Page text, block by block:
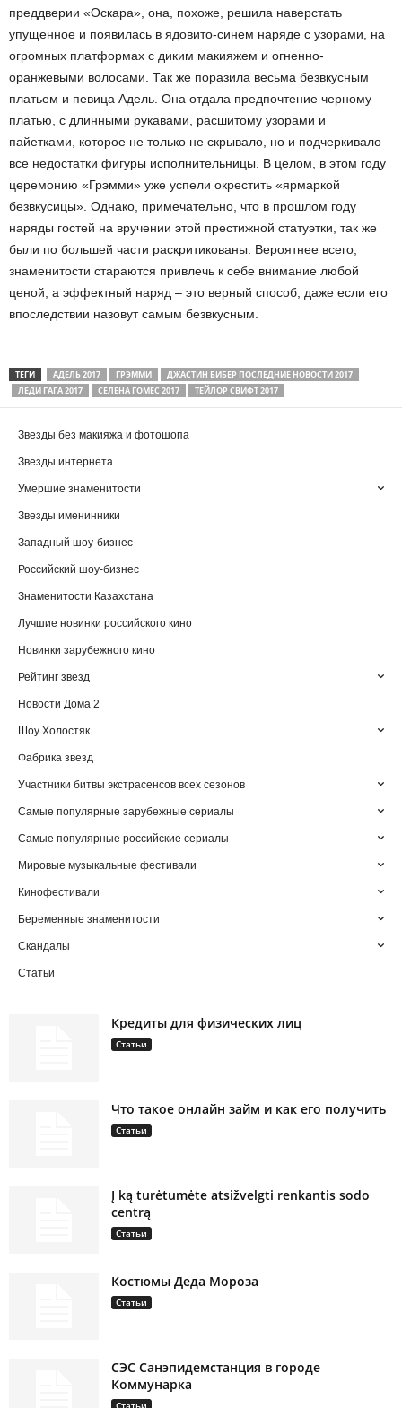
преддверии «Оскара», она, похоже, решила наверстать
упущенное и появилась в ядовито-синем наряде с узорами, на
огромных платформах с диким макияжем и огненно-
оранжевыми волосами. Так же поразила весьма безвкусным
платьем и певица Адель. Она отдала предпочтение черному
платью, с длинными рукавами, расшитому узорами и
пайетками, которое не только не скрывало, но и подчеркивало
все недостатки фигуры исполнительницы. В целом, в этом году
церемонию «Грэмми» уже успели окрестить «ярмаркой
безвкусицы». Однако, примечательно, что в прошлом году
наряды гостей на вручении этой престижной статуэтки, так же
были по большей части раскритикованы. Вероятнее всего,
знаменитости стараются привлечь к себе внимание любой
ценой, а эффектный наряд – это верный способ, даже если его
впоследствии назовут самым безвкусным.
ТЕГИ АДЕЛЬ 2017 ГРЭММИ
ДЖАСТИН БИБЕР ПОСЛЕДНИЕ НОВОСТИ 2017
ЛЕДИ ГАГА 2017
СЕЛЕНА ГОМЕС 2017 ТЕЙЛОР СВИФТ 2017
Звезды без макияжа и фотошопа
Звезды интернета
Умершие знаменитости
Звезды именинники
Западный шоу-бизнес
Российский шоу-бизнес
Знаменитости Казахстана
Лучшие новинки российского кино
Новинки зарубежного кино
Рейтинг звезд
Новости Дома 2
Шоу Холостяк
Фабрика звезд
Участники битвы экстрасенсов всех сезонов
Самые популярные зарубежные сериалы
Самые популярные российские сериалы
Мировые музыкальные фестивали
Кинофестивали
Беременные знаменитости
Скандалы
Статьи
Кредиты для физических лиц
Статьи
Что такое онлайн займ и как его получить
Статьи
Į ką turėtumėte atsižvelgti renkantis sodo
centrą
Статьи
Костюмы Деда Мороза
Статьи
СЭС Санэпидемстанция в городе
Коммунарка
Статьи